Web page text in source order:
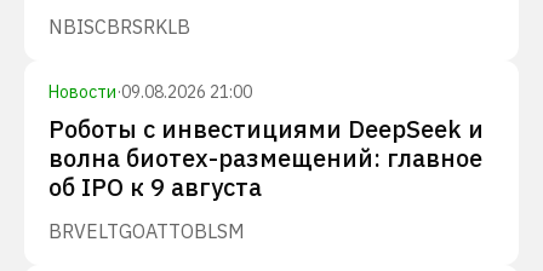
NBISCBRSRKLB
Новости·09.08.2026 21:00
Роботы с инвестициями DeepSeek и
волна биотех-размещений: главное
об IPO к 9 августа
BRVELTGOATTOBLSM